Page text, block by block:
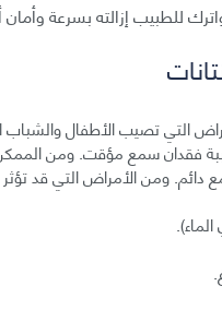
للطبيب إزالته بسرعة وأمان
التي تصيب الأطفال والشباب
فقدان سمع مؤقت. ومن الممكن
دائم. ومن الأمراض التي قد